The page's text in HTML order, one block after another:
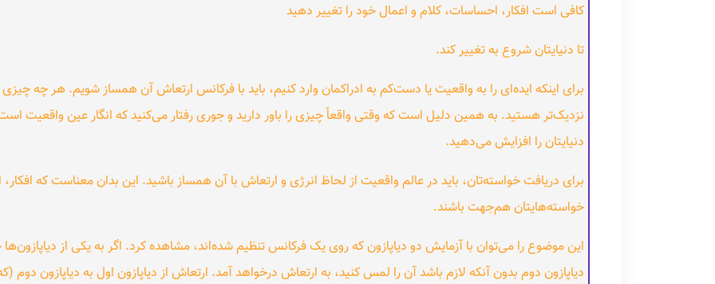
کافی است افکار، احساسات، کلام و اعمال خود را تغییر دهید
تا دنیایتان شروع به تغییر کند.
برای اینکه ایده‌ای را به واقعیت یا دست‌کم به ادراکمان وارد کنیم، باید با فرکانس ارتعاش آن همساز شویم. هر چه چیزی
نزدیک‌تر هستید. به همین دلیل است که وقتی واقعاً چیزی را باور دارید و جوری رفتار می‌کنید که انگار عین واقعیت
دنیایتان را افزایش می‌دهید.
برای دریافت خواسته‌تان، باید در عالم واقعیت از لحاظ انرژی و ارتعاش با آن همساز باشید. این بدان معناست که افکار،
خواسته‌هایتان هم‌جهت باشند.
این موضوع را می‌توان با آزمایش دو دیاپازون که روی یک فرکانس تنظیم شده‌اند، مشاهده کرد. اگر به یکی از
دیاپازون دوم بدون آنکه لازم باشد آن را لمس کنید، به ارتعاش درخواهد آمد. ارتعاش از دیاپازون اول به دیاپازون